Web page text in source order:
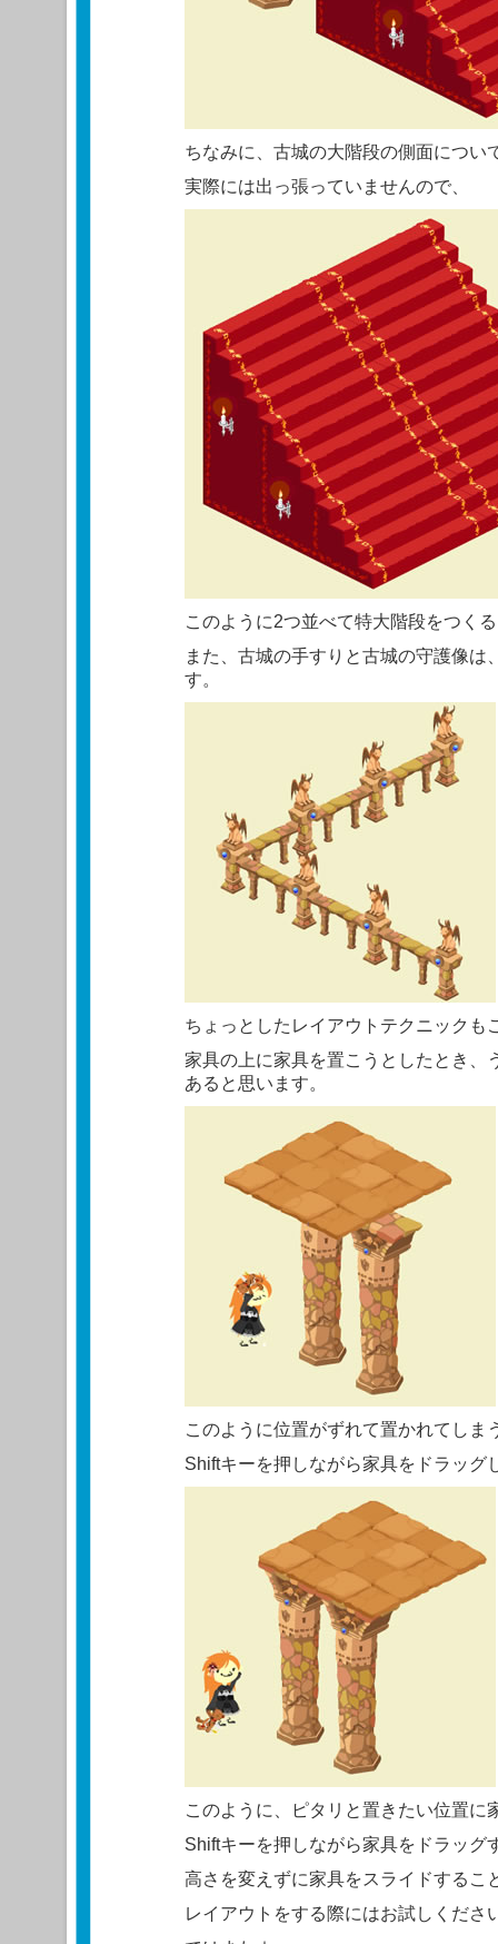
ちなみに、古城の大階段の側面につい
実際には出っ張っていませんので、
このように2つ並べて特大階段をつく
また、古城の手すりと古城の守護像は
す。
ちょっとしたレイアウトテクニックも
家具の上に家具を置こうとしたとき、
あると思います。
このように位置がずれて置かれてしま
Shiftキーを押しながら家具をドラッグ
このように、ピタリと置きたい位置に
Shiftキーを押しながら家具をドラッグ
高さを変えずに家具をスライドするこ
レイアウトをする際にはお試しくださ